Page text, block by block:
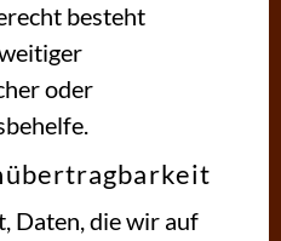
besteht
oder
Daten, die wir auf